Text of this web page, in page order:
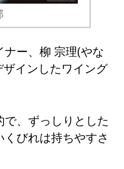
ナー、柳 宗理(やな
インしたワイング
、ずっしりとした
びれは持ちやすさ